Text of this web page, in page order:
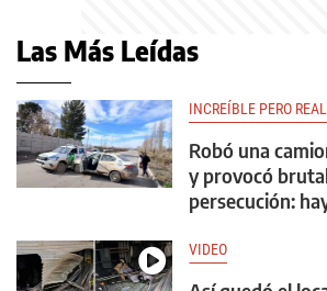
Las Más Leídas
INCREÍBLE PERO REAL
Robó una
y provocó
persecución:
VIDEO